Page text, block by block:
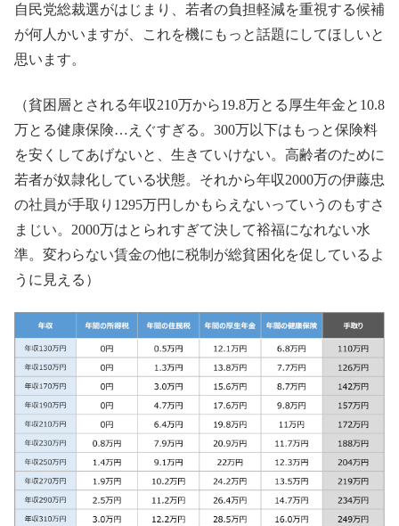
自民党総裁選がはじまり、若者の負担軽減を重視する候補
が何人かいますが、これを機にもっと話題にしてほしいと
思います。
（貧困層とされる年収210万から19.8万とる厚生年金と10.8
万とる健康保険…えぐすぎる。300万以下はもっと保険料
を安くしてあげないと、生きていけない。高齢者のために
若者が奴隷化している状態。それから年収2000万の伊藤忠
の社員が手取り1295万円しかもらえないっていうのもすさ
まじい。2000万はとられすぎて決して裕福になれない水
準。変わらない賃金の他に税制が総貧困化を促しているよ
うに見える）